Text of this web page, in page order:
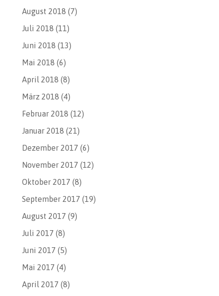
August 2018 (7)
Juli 2018 (11)
Juni 2018 (13)
Mai 2018 (6)
April 2018 (8)
März 2018 (4)
Februar 2018 (12)
Januar 2018 (21)
Dezember 2017 (6)
November 2017 (12)
Oktober 2017 (8)
September 2017 (19)
August 2017 (9)
Juli 2017 (8)
Juni 2017 (5)
Mai 2017 (4)
April 2017 (8)